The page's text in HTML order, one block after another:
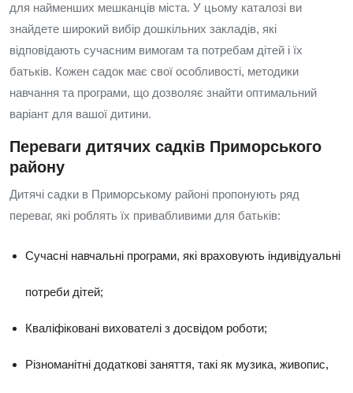
для найменших мешканців міста. У цьому каталозі ви
знайдете широкий вибір дошкільних закладів, які
відповідають сучасним вимогам та потребам дітей і їх
батьків. Кожен садок має свої особливості, методики
навчання та програми, що дозволяє знайти оптимальний
варіант для вашої дитини.
Переваги дитячих садків Приморського
району
Дитячі садки в Приморському районі пропонують ряд
переваг, які роблять їх привабливими для батьків:
Сучасні навчальні програми, які враховують індивідуальні
потреби дітей;
Кваліфіковані вихователі з досвідом роботи;
Різноманітні додаткові заняття, такі як музика, живопис,